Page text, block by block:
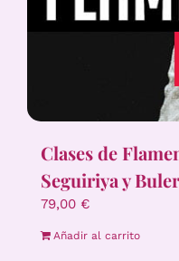
Clases de
Seguiriya y
79,00 €
Añadir al carrito